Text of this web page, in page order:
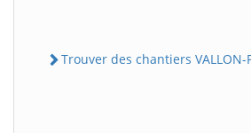
Trouver des chantiers VALLON-